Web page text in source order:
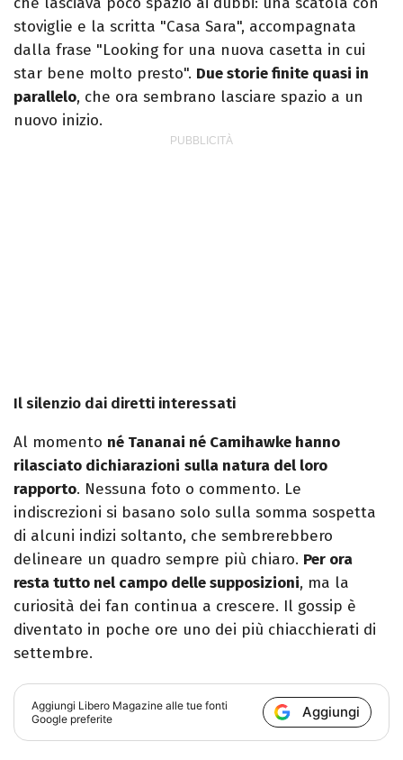
stoviglie e la scritta "Casa Sara", accompagnata
dalla frase "Looking for una nuova casetta in cui
star bene molto presto". Due storie finite quasi in
parallelo, che ora sembrano lasciare spazio a un
nuovo inizio.
Il silenzio dai diretti interessati
Al momento né Tananai né Camihawke hanno
rilasciato dichiarazioni sulla natura del loro
rapporto. Nessuna foto o commento. Le
indiscrezioni si basano solo sulla somma sospetta
di alcuni indizi soltanto, che sembrerebbero
delineare un quadro sempre più chiaro. Per ora
resta tutto nel campo delle supposizioni, ma la
curiosità dei fan continua a crescere. Il gossip è
diventato in poche ore uno dei più chiacchierati di
settembre.
Aggiungi Libero Magazine alle tue fonti
Google preferite
Aggiungi